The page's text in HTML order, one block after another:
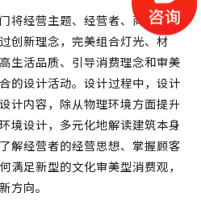
将经营主题、经营者、商品、消
创新理念，完美组合灯光、材
生活品质、引导消费理念和审美
的设计活动。设计过程中，设计
计内容，除从物理环境方面提升
境设计，多元化地解读建筑本身
解经营者的经营思想、掌握顾客
满足新型的文化审美型消费观，
方向。